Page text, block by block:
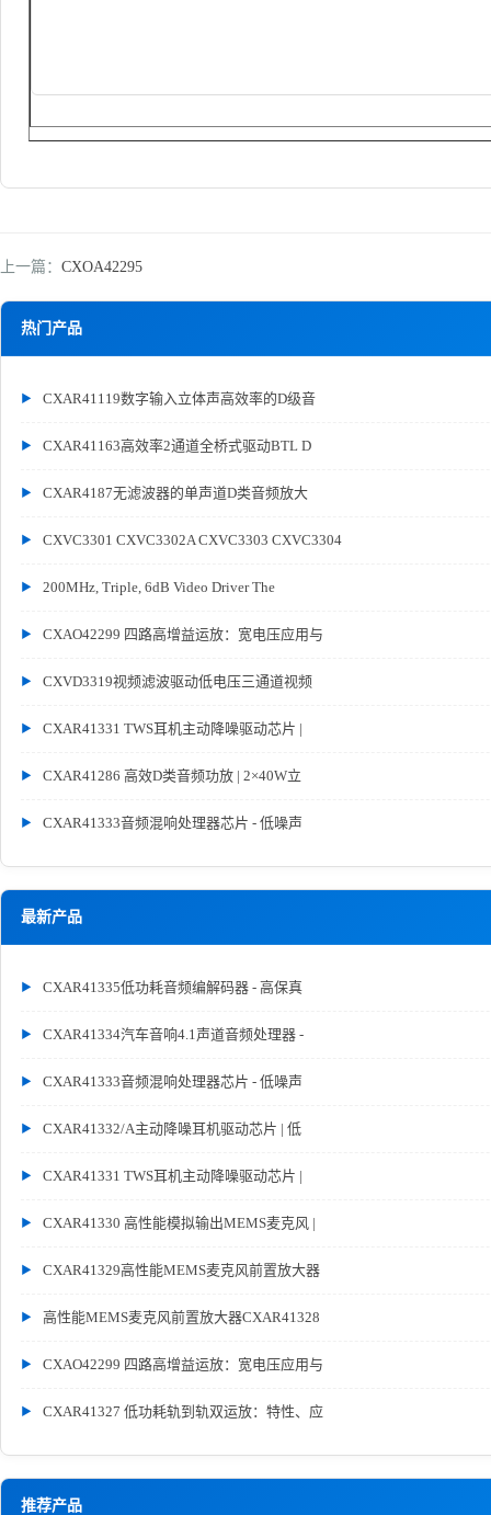
热门产品
CXAR41119数字输入立体声高效率的D级音
CXAR41163高效率2通道全桥式驱动BTL D
CXAR4187无滤波器的单声道D类音频放大
CXVC3301 CXVC3302A CXVC3303 CXVC3304
200MHz, Triple, 6dB Video Driver The
CXAO42299 四路高增益运放：宽电压应用与
CXVD3319视频滤波驱动低电压三通道视频
CXAR41331 TWS耳机主动降噪驱动芯片 |
CXAR41286 高效D类音频功放 | 2×40W立
CXAR41333音频混响处理器芯片 - 低噪声
最新产品
CXAR41335低功耗音频编解码器 - 高保真
CXAR41334汽车音响4.1声道音频处理器 -
CXAR41333音频混响处理器芯片 - 低噪声
CXAR41332/A主动降噪耳机驱动芯片 | 低
CXAR41331 TWS耳机主动降噪驱动芯片 |
CXAR41330 高性能模拟输出MEMS麦克风 |
CXAR41329高性能MEMS麦克风前置放大器
高性能MEMS麦克风前置放大器CXAR41328
CXAO42299 四路高增益运放：宽电压应用与
CXAR41327 低功耗轨到轨双运放：特性、应
推荐产品
上一篇： CXOA42295